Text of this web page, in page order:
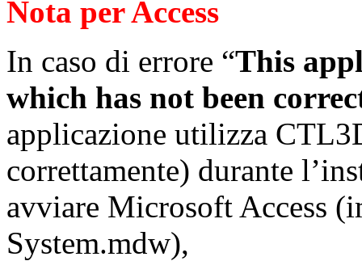
Nota per Access
In caso di errore “This
which has not been
applicazione utilizza
correttamente) durante
avviare Microsoft Access
System.mdw),